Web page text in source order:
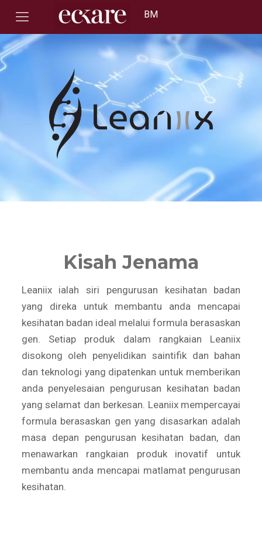
BM
Kisah Jenama
Leaniix ialah siri pengurusan kesihatan badan
yang direka untuk membantu anda mencapai
kesihatan badan ideal melalui formula berasaskan
gen. Setiap produk dalam rangkaian Leaniix
disokong oleh penyelidikan saintifik dan bahan
dan teknologi yang dipatenkan untuk memberikan
anda penyelesaian pengurusan kesihatan badan
yang selamat dan berkesan. Leaniix mempercayai
formula berasaskan gen yang disasarkan adalah
masa depan pengurusan kesihatan badan, dan
menawarkan rangkaian produk inovatif untuk
membantu anda mencapai matlamat pengurusan
kesihatan.